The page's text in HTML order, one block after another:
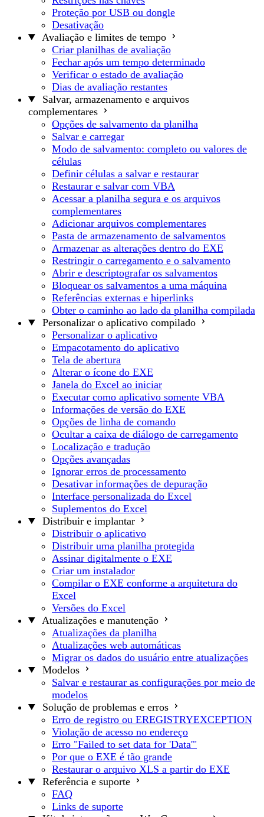
Proteção por USB ou dongle
Desativação
Avaliação e limites de tempo
Criar planilhas de avaliação
Fechar após um tempo determinado
Verificar o estado de avaliação
Dias de avaliação restantes
Salvar, armazenamento e arquivos
complementares
Opções de salvamento da planilha
Salvar e carregar
Modo de salvamento: completo ou valores de
células
Definir células a salvar e restaurar
Restaurar e salvar com VBA
Acessar a planilha segura e os arquivos
complementares
Adicionar arquivos complementares
Pasta de armazenamento de salvamentos
Armazenar as alterações dentro do EXE
Restringir o carregamento e o salvamento
Abrir e descriptografar os salvamentos
Bloquear os salvamentos a uma máquina
Referências externas e hiperlinks
Obter o caminho ao lado da planilha compilada
Personalizar o aplicativo compilado
Personalizar o aplicativo
Empacotamento do aplicativo
Tela de abertura
Alterar o ícone do EXE
Janela do Excel ao iniciar
Executar como aplicativo somente VBA
Informações de versão do EXE
Opções de linha de comando
Ocultar a caixa de diálogo de carregamento
Localização e tradução
Opções avançadas
Ignorar erros de processamento
Desativar informações de depuração
Interface personalizada do Excel
Suplementos do Excel
Distribuir e implantar
Distribuir o aplicativo
Distribuir uma planilha protegida
Assinar digitalmente o EXE
Criar um instalador
Compilar o EXE conforme a arquitetura do
Excel
Versões do Excel
Atualizações e manutenção
Atualizações da planilha
Atualizações web automáticas
Migrar os dados do usuário entre atualizações
Modelos
Salvar e restaurar as configurações por meio de
modelos
Solução de problemas e erros
Erro de registro ou EREGISTRYEXCEPTION
Violação de acesso no endereço
Erro "Failed to set data for 'Data'"
Por que o EXE é tão grande
Restaurar o arquivo XLS a partir do EXE
Referência e suporte
FAQ
Links de suporte